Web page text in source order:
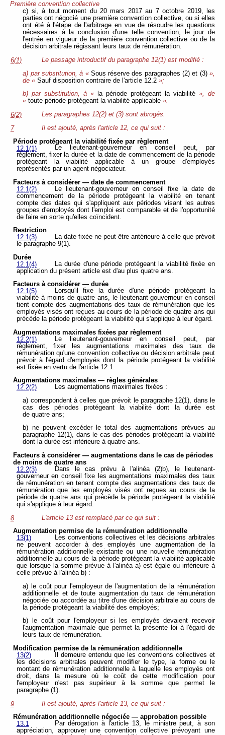
Première convention collective
c) si, à tout moment du 20 mars 2017 au 7 octobre 2019, les
parties ont négocié une première convention collective, ou si elles
ont été à l'étape de l'arbitrage en vue de résoudre les questions
nécessaires à la conclusion d'une telle convention, le jour de
l'entrée en vigueur de la première convention collective ou de la
décision arbitrale régissant leurs taux de rémunération.
6(1)
Le passage introductif du paragraphe 12(1) est modifié :
a) par substitution, à « Sous réserve des paragraphes (2) et (3)»,
de « Sauf disposition contraire de l'article 12.2 »;
b) par substitution, à « la période protégeant la viabilité», de
« toute période protégeant la viabilité applicable ».
6(2)
Les paragraphes 12(2) et (3) sont abrogés.
7
Il est ajouté, après l'article 12, ce qui suit :
Période protégeant la viabilité fixée par règlement
12.1(1)
Le lieutenant-gouverneur en conseil peut, par
règlement, fixer la durée et la date de commencement de la période
protégeant la viabilité applicable à un groupe d'employés
représentés par un agent négociateur.
Facteurs à considérer — date de commencement
12.1(2)
Le lieutenant-gouverneur en conseil fixe la date de
commencement de la période protégeant la viabilité en tenant
compte des dates qui s'appliquent aux périodes visant les autres
groupes d'employés dont l'emploi est comparable et de l'opportunité
de faire en sorte qu'elles coïncident.
Restriction
12.1(3)
La date fixée ne peut être antérieure à celle que prévoit
le paragraphe 9(1).
Durée
12.1(4)
La durée d'une période protégeant la viabilité fixée en
application du présent article est d'au plus quatre ans.
Facteurs à considérer — durée
12.1(5)
Lorsqu'il fixe la durée d'une période protégeant la
viabilité à moins de quatre ans, le lieutenant-gouverneur en conseil
tient compte des augmentations des taux de rémunération que les
employés visés ont reçues au cours de la période de quatre ans qui
précède la période protégeant la viabilité qui s'applique à leur égard.
Augmentations maximales fixées par règlement
12.2(1)
Le lieutenant-gouverneur en conseil peut, par
règlement, fixer les augmentations maximales des taux de
rémunération qu'une convention collective ou décision arbitrale peut
prévoir à l'égard d'employés dont la période protégeant la viabilité
est fixée en vertu de l'article 12.1.
Augmentations maximales — règles générales
12.2(2)
Les augmentations maximales fixées :
a) correspondent à celles que prévoit le paragraphe 12(1), dans le
cas des périodes protégeant la viabilité dont la durée est
de quatre ans;
b) ne peuvent excéder le total des augmentations prévues au
paragraphe 12(1), dans le cas des périodes protégeant la viabilité
dont la durée est inférieure à quatre ans.
Facteurs à considérer — augmentations dans le cas de périodes
de moins de quatre ans
12.2(3)
Dans le cas prévu à l'alinéa (2)b), le lieutenant-
gouverneur en conseil fixe les augmentations maximales des taux
de rémunération en tenant compte des augmentations des taux de
rémunération que les employés visés ont reçues au cours de la
période de quatre ans qui précède la période protégeant la viabilité
qui s'applique à leur égard.
8
L'article 13 est remplacé par ce qui suit :
Augmentation permise de la rémunération additionnelle
13(1)
Les conventions collectives et les décisions arbitrales
ne peuvent accorder à des employés une augmentation de la
rémunération additionnelle existante ou une nouvelle rémunération
additionnelle au cours de la période protégeant la viabilité applicable
que lorsque la somme prévue à l'alinéa a) est égale ou inférieure à
celle prévue à l'alinéa b) :
a) le coût pour l'employeur de l'augmentation de la rémunération
additionnelle et de toute augmentation du taux de rémunération
négociée ou accordée au titre d'une décision arbitrale au cours de
la période protégeant la viabilité des employés;
b) le coût pour l'employeur si les employés devaient recevoir
l'augmentation maximale que permet la présente loi à l'égard de
leurs taux de rémunération.
Modification permise de la rémunération additionnelle
13(2)
Il demeure entendu que les conventions collectives et
les décisions arbitrales peuvent modifier le type, la forme ou le
montant de rémunération additionnelle à laquelle les employés ont
droit, dans la mesure où le coût de cette modification pour
l'employeur n'est pas supérieur à la somme que permet le
paragraphe (1).
9
Il est ajouté, après l'article 13, ce qui suit :
Rémunération additionnelle négociée — approbation possible
13.1
Par dérogation à l'article 13, le ministre peut, à son
appréciation, approuver une convention collective prévoyant une